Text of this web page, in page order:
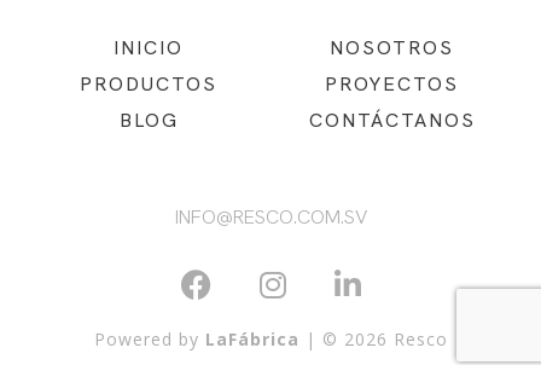
INICIO
NOSOTROS
PRODUCTOS
PROYECTOS
BLOG
CONTÁCTANOS
INFO@RESCO.COM.SV
Powered by LaFábrica | © 2026 Resco